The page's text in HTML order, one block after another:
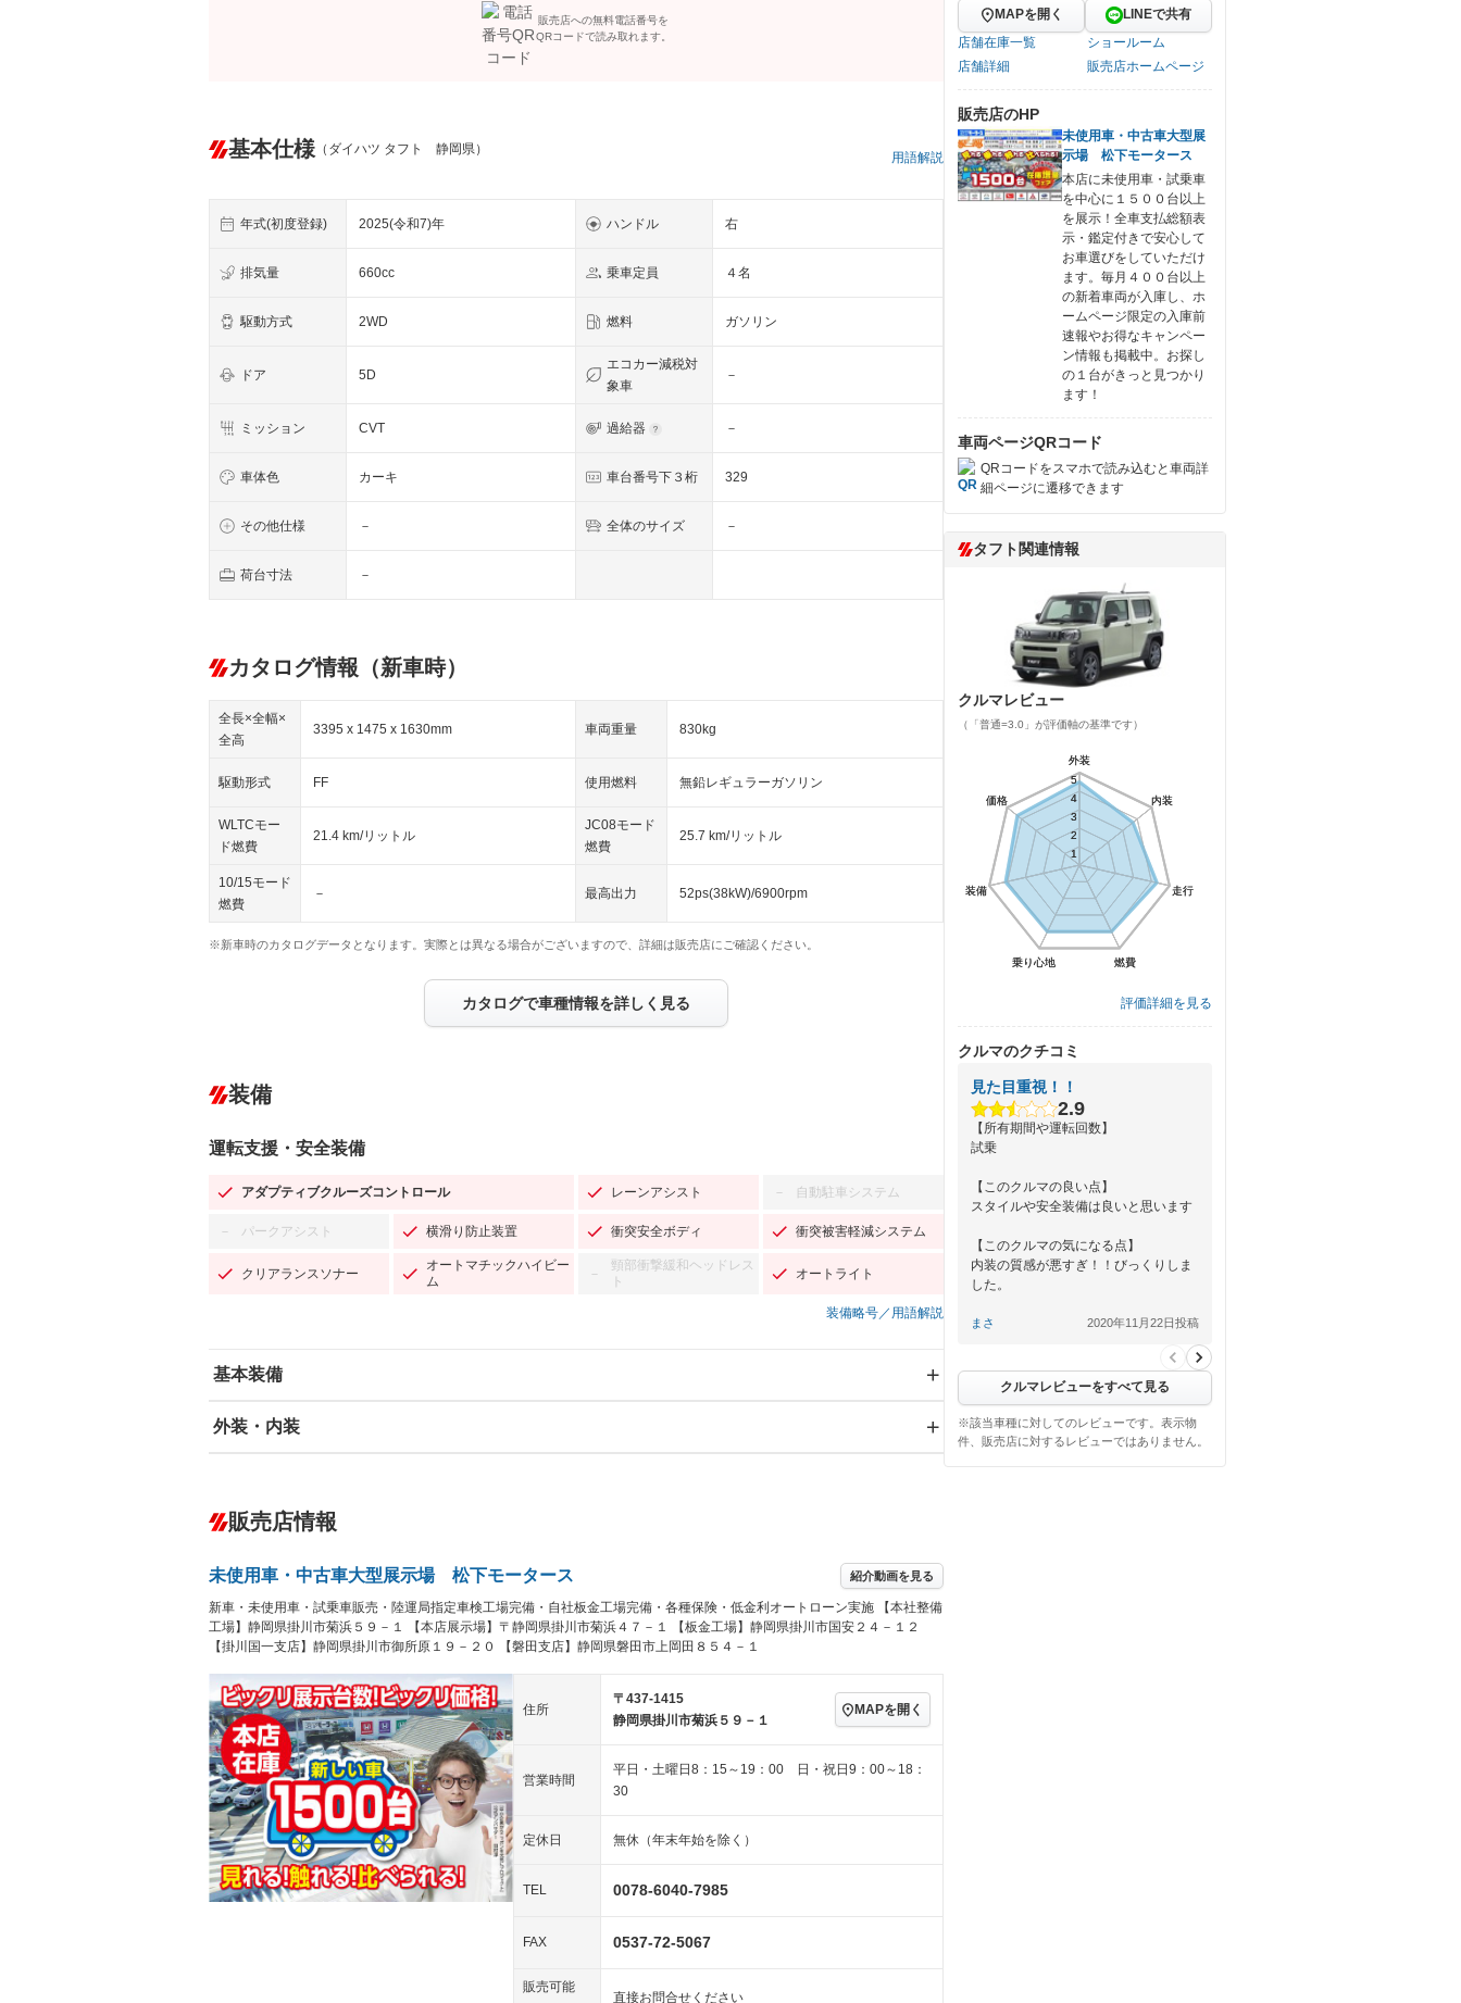
販売店への無料電話番号を
QRコードで読み取れます。
基本仕様 （ダイハツ タフト 静岡県）
用語解説
年式(初度登録) 2025(令和7)年 ハンドル 右
排気量 660cc 乗車定員 ４名
駆動方式 2WD 燃料 ガソリン
ドア 5D
エコカー減税対
象車
－
ミッション CVT 過給器 －
車体色 カーキ 車台番号下３桁 329
その他仕様 － 全体のサイズ －
荷台寸法 －
カタログ情報（新車時）
全長×全幅×
全高
3395 x 1475 x 1630mm 車両重量 830kg
駆動形式 FF 使用燃料 無鉛レギュラーガソリン
WLTCモー
ド燃費
21.4 km/リットル
JC08モード
燃費
25.7 km/リットル
10/15モード
燃費
－ 最高出力 52ps(38kW)/6900rpm
※新車時のカタログデータとなります。実際とは異なる場合がございますので、詳細は販売店にご確認ください。
カタログで車種情報を詳しく見る
装備
運転支援・安全装備
アダプティブクルーズコントロール レーンアシスト － 自動駐車システム
－ パークアシスト 横滑り防止装置 衝突安全ボディ 衝突被害軽減システム
クリアランスソナー
オートマチックハイビー
ム
－
頸部衝撃緩和ヘッドレス
ト
オートライト
装備略号／用語解説
基本装備
エアバッグ：運転席/助手席/サイド
－ ダウンヒルアシストコントロール
－ Bluetooth接続 － 100V電源 センターデフロック
－ レンタカーアップ 展示・試乗車 電動格納ミラー
外装・内装
－ オーディオ
－
ヘッドライトウォッシャ
ー
－ 革シート キーレス
LEDヘッドランプ － HID(キセノンライト) － ポータブルナビ バックカメラ
－ ETC － エアロ スマートキー
－ ランフラットタイヤ － パワーシート 3列シート ベンチシート
－ フルフラットシート － チップアップシート オットマン 電動格納サードシート
シートヒーター － ウォークスルー 後席モニター － 電動リアゲート
－ フロントカメラ － シートエアコン
－ ルーフレール － エアサスペンション
販売店情報
未使用車・中古車大型展示場 松下モータース 紹介動画を見る
新車・未使用車・試乗車販売・陸運局指定車検工場完備・自社板金工場完備・各種保険・低金利オートローン実施 【本社整備
工場】静岡県掛川市菊浜５９－１ 【本店展示場】〒静岡県掛川市菊浜４７－１ 【板金工場】静岡県掛川市国安２４－１２
【掛川国一支店】静岡県掛川市御所原１９－２０ 【磐田支店】静岡県磐田市上岡田８５４－１
住所
〒437-1415
静岡県掛川市菊浜５９－１
MAPを開く
営業時間
平日・土曜日8：15～19：00 日・祝日9：00～18：
30
定休日 無休（年末年始を除く）
TEL 0078-6040-7985
FAX 0537-72-5067
販売可能
直接お問合せください
MAPを開く
LINEで共有
店舗在庫一覧
ショールーム
店舗詳細
販売店ホームページ
販売店のHP
未使用車・中古車大型展
示場 松下モータース
本店に未使用車・試乗車
を中心に１５００台以上
を展示！全車支払総額表
示・鑑定付きで安心して
お車選びをしていただけ
ます。毎月４００台以上
の新着車両が入庫し、ホ
ームページ限定の入庫前
速報やお得なキャンペー
ン情報も掲載中。お探し
の１台がきっと見つかり
ます！
車両ページQRコード
QRコードをスマホで読み込むと車両詳
細ページに遷移できます
タフト関連情報
クルマレビュー
（「普通=3.0」が評価軸の基準です）
外装
内装
走行
燃費
乗り心地
装備
価格
1
2
3
4
5
外装
内装
走行
燃費
乗り心地
装備
価格
1
2
3
4
5
評価詳細を見る
クルマのクチコミ
見た目重視！！
2.9
【所有期間や運転回数】
試乗
【このクルマの良い点】
スタイルや安全装備は良いと思います
【このクルマの気になる点】
内装の質感が悪すぎ！！びっくりしま
した。
【総合評価】
まさ 2020年11月22日投稿
クルマレビューをすべて見る
※該当車種に対してのレビューです。表示物
件、販売店に対するレビューではありません。